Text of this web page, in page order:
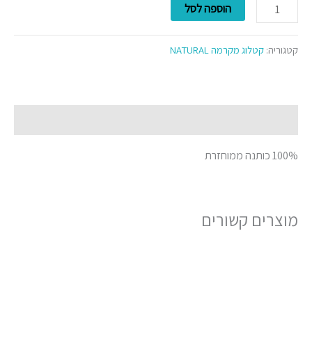
הוספה לסל
קטגוריה: קטלוג מקרמה NATURAL
100% כותנה ממוחזרת
מוצרים קשורים